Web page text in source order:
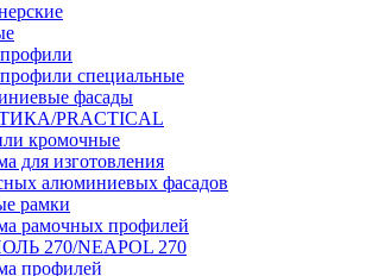
специальные
фасады
PRACTICAL
кромочные
для изготовления
алюминиевых фасадов
рамки
рамочных профилей
270/NEAPOL 270
профилей